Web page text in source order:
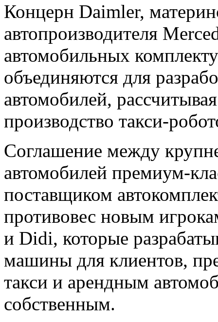
Концерн Daimler,
автопроизводителя
автомобильных
объединяются для
автомобилей,
производство такси-
Соглашение между
автомобилей премиум-
поставщиком
противовес новым
и Didi, которые
машины для клиентов,
такси и арендным
собственным.